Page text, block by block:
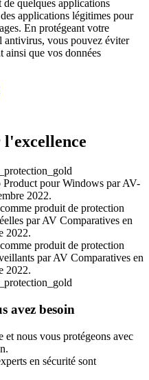
quelques applications
applications légitimes pour
En protégeant votre
vous pouvez éviter
ainsi que vos données
avez besoin
nous vous protégeons avec
en sécurité sont